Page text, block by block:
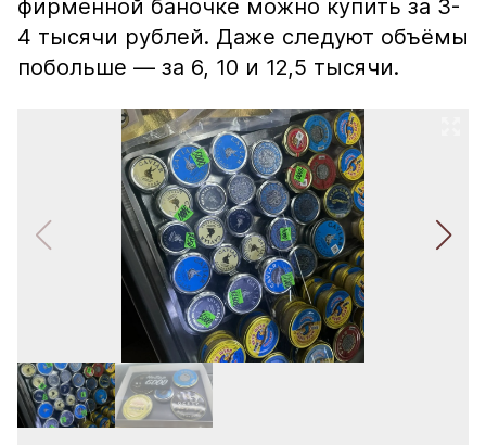
фирменной баночке можно купить за 3-
4 тысячи рублей. Даже следуют объёмы
побольше — за 6, 10 и 12,5 тысячи.